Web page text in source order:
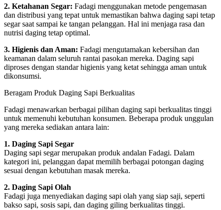
2. Ketahanan Segar: Fadagi menggunakan metode pengemasan
dan distribusi yang tepat untuk memastikan bahwa daging sapi tetap
segar saat sampai ke tangan pelanggan. Hal ini menjaga rasa dan
nutrisi daging tetap optimal.
3. Higienis dan Aman: Fadagi mengutamakan kebersihan dan
keamanan dalam seluruh rantai pasokan mereka. Daging sapi
diproses dengan standar higienis yang ketat sehingga aman untuk
dikonsumsi.
Beragam Produk Daging Sapi Berkualitas
Fadagi menawarkan berbagai pilihan daging sapi berkualitas tinggi
untuk memenuhi kebutuhan konsumen. Beberapa produk unggulan
yang mereka sediakan antara lain:
1. Daging Sapi Segar
Daging sapi segar merupakan produk andalan Fadagi. Dalam
kategori ini, pelanggan dapat memilih berbagai potongan daging
sesuai dengan kebutuhan masak mereka.
2. Daging Sapi Olah
Fadagi juga menyediakan daging sapi olah yang siap saji, seperti
bakso sapi, sosis sapi, dan daging giling berkualitas tinggi.